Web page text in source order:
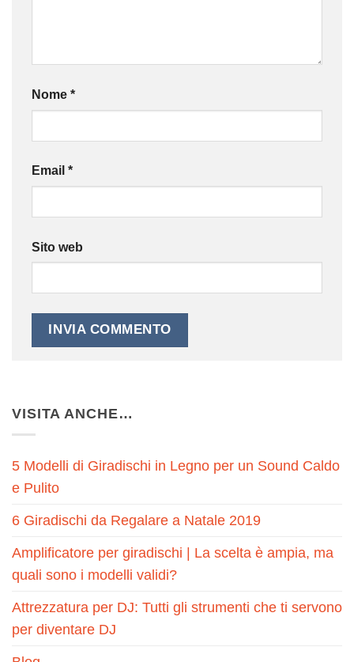
Nome *
Email *
Sito web
VISITA ANCHE…
5 Modelli di Giradischi in Legno per un Sound Caldo
e Pulito
6 Giradischi da Regalare a Natale 2019
Amplificatore per giradischi | La scelta è ampia, ma
quali sono i modelli validi?
Attrezzatura per DJ: Tutti gli strumenti che ti servono
per diventare DJ